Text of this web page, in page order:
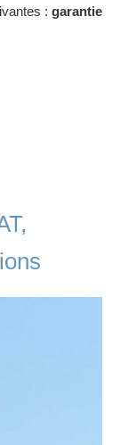
: garantie